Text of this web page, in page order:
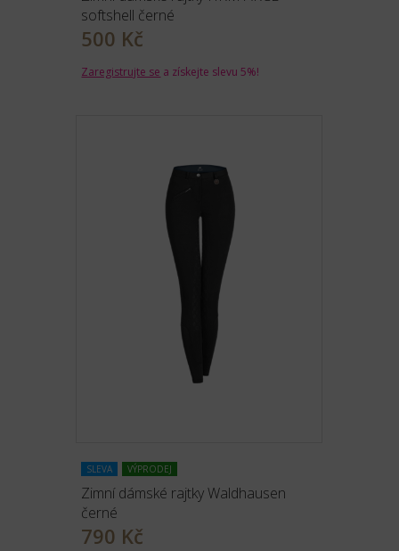
softshell černé
500 Kč
Zaregistrujte se a získejte slevu 5%!
SLEVA VÝPRODEJ
Zimní dámské rajtky Waldhausen
černé
790 Kč